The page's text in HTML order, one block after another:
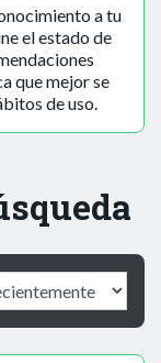
a tu
el estado de
que mejor se
de uso.